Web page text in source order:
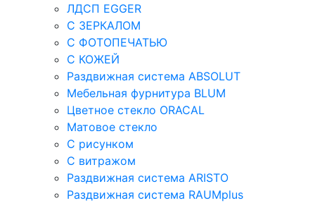
ЛДСП EGGER
С ЗЕРКАЛОМ
С ФОТОПЕЧАТЬЮ
С КОЖЕЙ
Раздвижная система ABSOLUT
Мебельная фурнитура BLUM
Цветное стекло ORACAL
Матовое стекло
C рисунком
C витражом
Раздвижная система ARISTO
Раздвижная система RAUMplus